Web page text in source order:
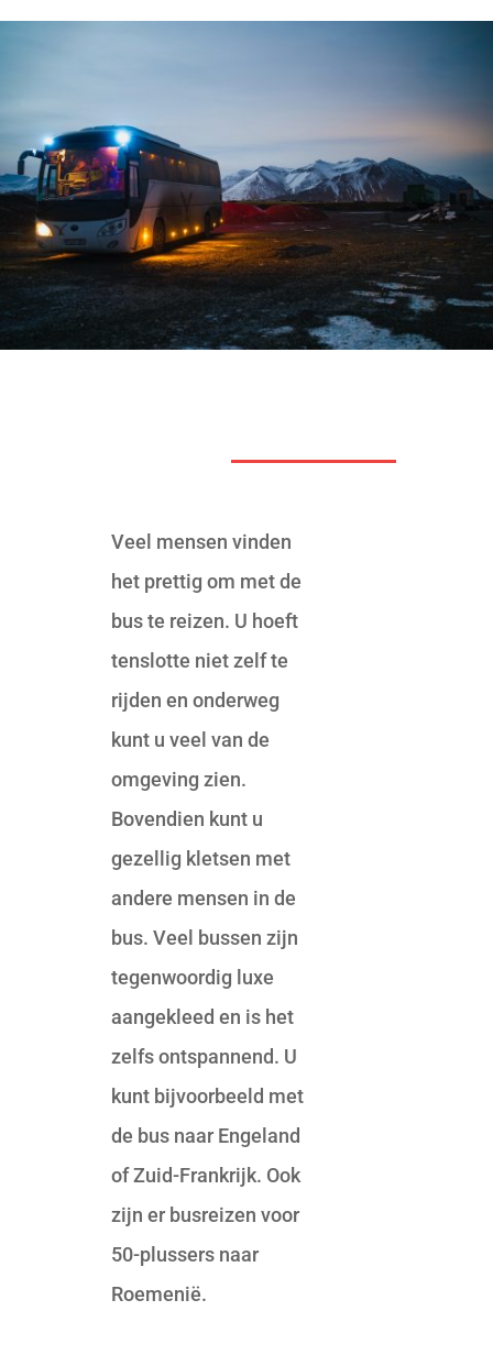
Veel mensen vinden
het prettig om met de
bus te reizen. U hoeft
tenslotte niet zelf te
rijden en onderweg
kunt u veel van de
omgeving zien.
Bovendien kunt u
gezellig kletsen met
andere mensen in de
bus. Veel bussen zijn
tegenwoordig luxe
aangekleed en is het
zelfs ontspannend. U
kunt bijvoorbeeld met
de bus naar Engeland
of Zuid-Frankrijk. Ook
zijn er busreizen voor
50-plussers naar
Roemenië.